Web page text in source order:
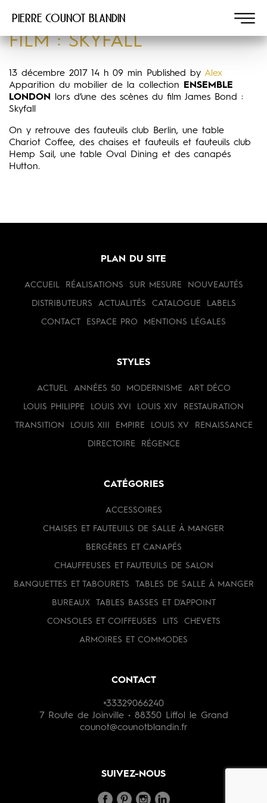
Pierre COUNOT BLANDIN
FILM : SKYFALL
13 décembre 2017 14 h 09 min Published by Alex
Apparition du mobilier de la collection ENSEMBLE
LONDON lors d’une des scènes du film James Bond :
Skyfall
On y retrouve des fauteuils club Berlin, une table
Chariot Coffee, des chaises et fauteuils et fauteuils club
Hemp Sail, une table Oval Dining et des canapés
Hutton.
PLAN DU SITE
ACCUEIL RÉALISATIONS SUR MESURE NOUVEAUTÉS
DISTRIBUTEURS ACTUALITÉS CATALOGUE LABELS
CONTACT ESPACE PRO MENTIONS LÉGALES
STYLES
ACTUEL ANNÉES 50 MODERNISME ART DÉCO
LOUIS PHILIPPE LOUIS XVI LOUIS XIV RESTAURATION
TRANSITION LOUIS XIII EMPIRE LOUIS XV RENAISSANCE
DIRECTOIRE RÉGENCE
CATÉGORIES
ACCESSOIRES
CHAISES ET FAUTEUILS DE SALLE À MANGER
BERGÈRES ET CANAPÉS
CHAUFFEUSES ET FAUTEUILS DE SALON
BANQUETTES ET TABOURETS TABLES DE SALLE À MANGER
BUREAUX TABLES BASSES ET D'APPOINT
CONSOLES ET COIFFEUSES LITS CHEVETS
ARMOIRES ET COMMODES
CONTACT
+33329066240
7 Route de Joinville • 88350 Liffol le Grand
counot@counotblandin.fr
SUIVEZ-NOUS